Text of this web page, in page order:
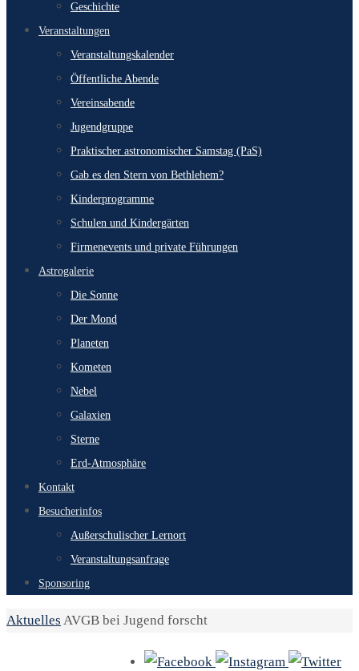
Geschichte
Veranstaltungen
Veranstaltungskalender
Öffentliche Abende
Vereinsabende
Jugendgruppe
Praktischer astronomischer Samstag (PaS)
Gab es den Stern von Bethlehem?
Kinderprogramme
Schulen und Kindergärten
Firmenevents und private Führungen
Astrogalerie
Die Sonne
Der Mond
Planeten
Kometen
Nebel
Galaxien
Sterne
Erd-Atmosphäre
Kontakt
Besucherinfos
Außerschulischer Lernort
Veranstaltungsanfrage
Sponsoring
Start
Aktuelles AVGB bei Jugend forscht